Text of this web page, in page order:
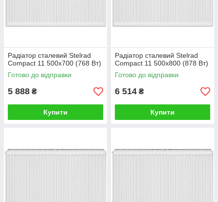
Радіатор сталевий Stelrad
Compact 11 500x700 (768 Вт)
Готово до відправки
5 888 ₴
Купити
Радіатор сталевий Stelrad
Compact 11 500x800 (878 Вт)
Готово до відправки
6 514 ₴
Купити